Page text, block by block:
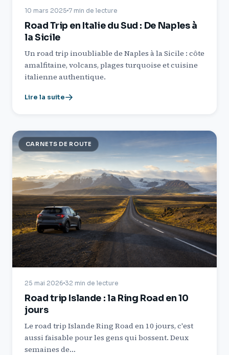
10 mars 2025 7 min de lecture
Road Trip en Italie du Sud : De Naples à
la Sicile
Un road trip inoubliable de Naples à la Sicile : côte
amalfitaine, volcans, plages turquoise et cuisine
italienne authentique.
Lire la suite
CARNETS DE ROUTE
25 mai 2026 32 min de lecture
Road trip Islande : la Ring Road en 10
jours
Le road trip Islande Ring Road en 10 jours, c'est
aussi faisable pour les gens qui bossent. Deux
semaines de…